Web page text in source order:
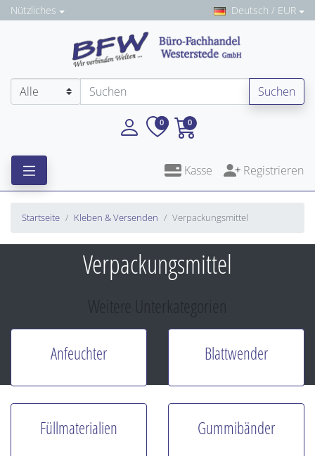
Nützliches Deutsch / EUR
Suchen
0 0
Kasse Registrieren
Startseite Kleben & Versenden Verpackungsmittel
Verpackungsmittel
Weitere Unterkategorien
Anfeuchter Blattwender
Füllmaterialien Gummibänder